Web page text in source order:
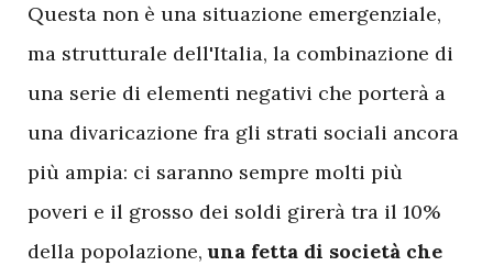
Questa non è una situazione emergenziale,
ma strutturale dell'Italia, la combinazione di
una serie di elementi negativi che porterà a
una divaricazione fra gli strati sociali ancora
più ampia: ci saranno sempre molti più
poveri e il grosso dei soldi girerà tra il 10%
della popolazione,una fetta di società che